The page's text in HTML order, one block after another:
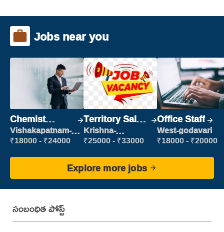
Jobs near you
Chemist
Production
Executive
Vishakapatnam-
new
₹18000 - ₹24000
Territory Sales
Manager
Krishna-
vijayawada
₹25000 - ₹33000
Office Staff
West-godavari
₹18000 - ₹20000
Explore more jobs
సంబంధిత పోస్ట్